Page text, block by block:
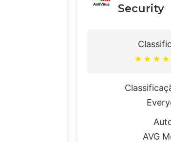
Security
★ ★ ★ ★
AVG